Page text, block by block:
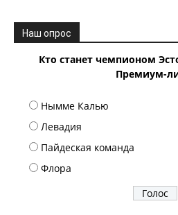
Наш опрос
Кто станет чемпионом
Премиум-
Нымме Калью
Левадия
Пайдеская команда
Флора